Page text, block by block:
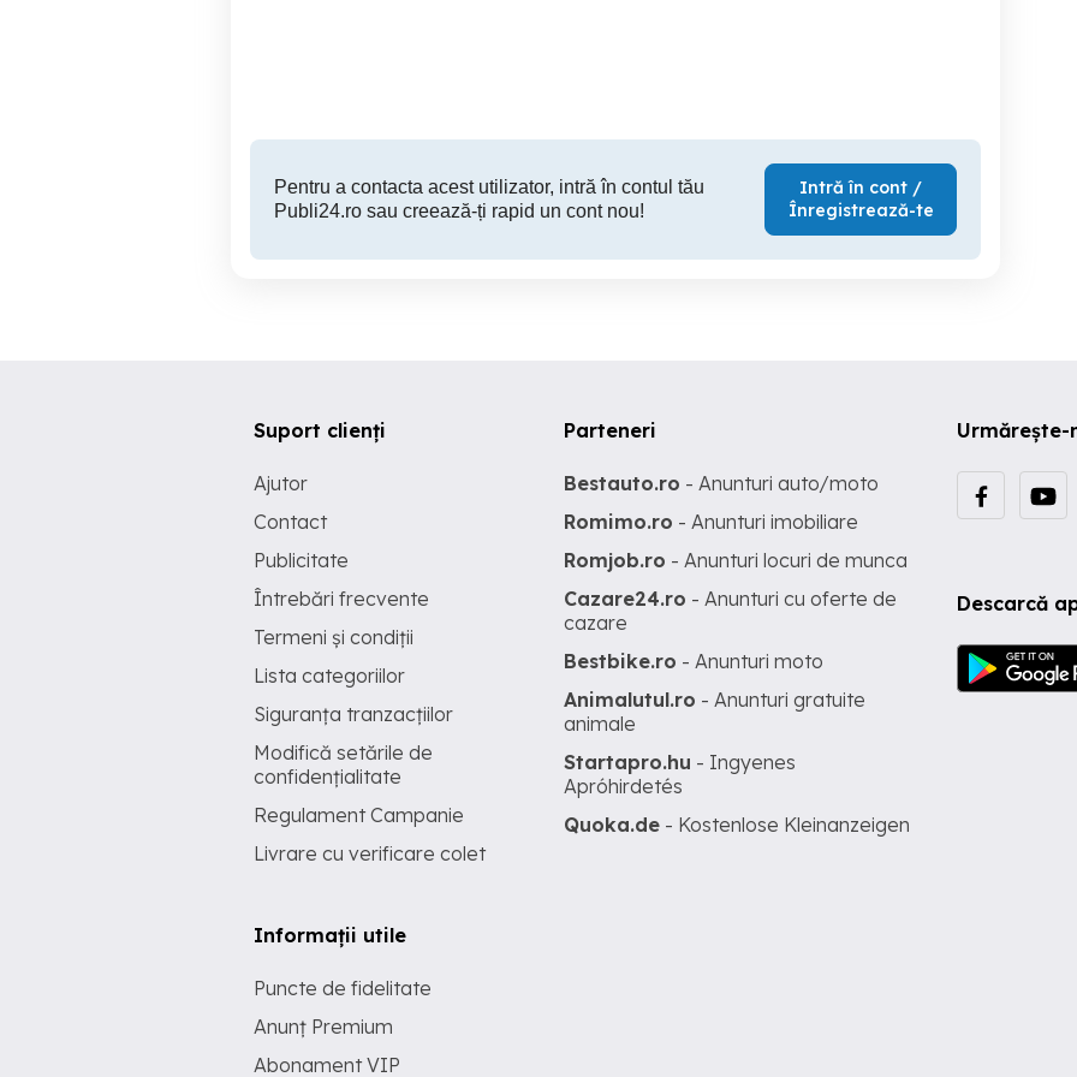
Pentru a contacta acest utilizator, intră în contul tău
Publi24.ro sau creează-ți rapid un cont nou!
Intră în cont /
Înregistrează-te
Urmărește-
Descarcă
Suport clienți
Ajutor
Contact
Publicitate
Întrebări frecvente
Termeni și condiții
Lista categoriilor
Siguranța tranzacțiilor
Modifică setările de
confidențialitate
Regulament Campanie
Livrare cu verificare colet
Informații utile
Puncte de fidelitate
Anunț Premium
Abonament VIP
Parteneri
Bestauto.ro - Anunturi auto/moto
Romimo.ro - Anunturi imobiliare
Romjob.ro - Anunturi locuri de munca
Cazare24.ro - Anunturi cu oferte de
cazare
Bestbike.ro - Anunturi moto
Animalutul.ro - Anunturi gratuite
animale
Startapro.hu - Ingyenes
Apróhirdetés
Quoka.de - Kostenlose Kleinanzeigen